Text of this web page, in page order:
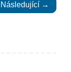
Následující →